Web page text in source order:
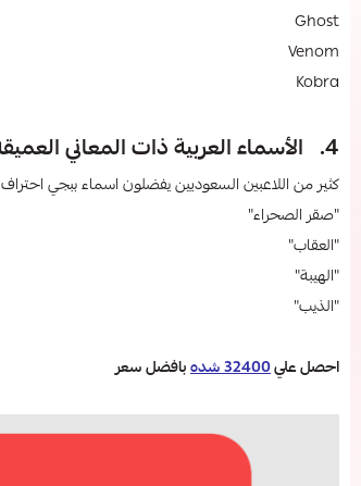
Ghost
Venom
Kobra
4. الأسماء العربية ذات المعاني العميقة
كثير من اللاعبين السعوديين يفضلون اسماء ببجي احتراف
"صقر الصحراء"
"العقاب"
"الهيبة"
"الذيب"
احصل علي32400 شده بافضل سعر